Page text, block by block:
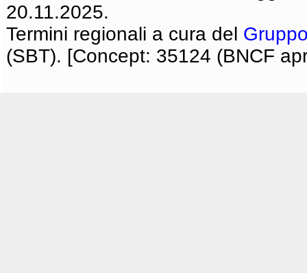
20.11.2025.
Termini regionali a cura del
(SBT). [Concept: 35124 (BNCF